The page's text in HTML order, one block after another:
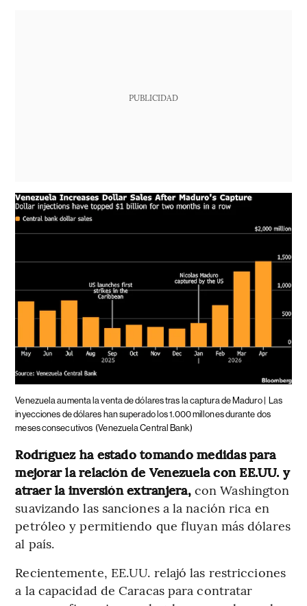
PUBLICIDAD
Venezuela aumenta la venta de dólares tras la captura de Maduro |
Las
inyecciones de dólares han superado los 1.000 millones durante dos
meses consecutivos (Venezuela Central Bank)
Rodríguez ha estado tomando medidas para
mejorar la relación de Venezuela con EE.UU. y
atraer la inversión extranjera,con Washington
suavizando las sanciones a la nación rica en
petróleo y permitiendo que fluyan más dólares
al país.
Recientemente, EE.UU. relajó las restricciones
a la capacidad de Caracas para contratar